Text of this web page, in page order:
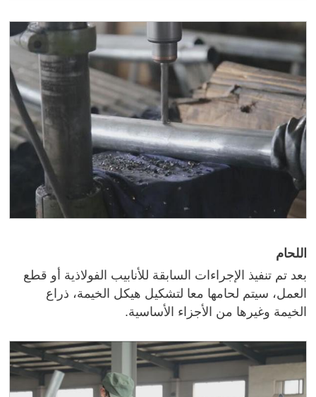
اللحام
بعد تم تنفيذ الإجراءات السابقة للأنابيب الفولاذية أو قطع
العمل، سيتم لحامها معا لتشكيل هيكل الخيمة، ذراع
الخيمة وغيرها من الأجزاء الأساسية.